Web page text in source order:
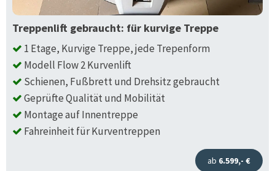
Treppenlift gebraucht: für kurvige Treppe
1 Etage, Kurvige Treppe, jede Trepenform
Modell Flow 2 Kurvenlift
Schienen, Fußbrett und Drehsitz gebraucht
Geprüfte Qualität und Mobilität
Montage auf Innentreppe
Fahreinheit für Kurventreppen
ab 6.599,- €